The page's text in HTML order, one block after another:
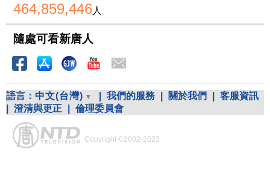
464,859,446人
隨處可看新唐人
語言： 中文(台灣) 我們的服務 關於我們
客服資訊
澄清與更正 倫理委員會
Copyright ©2002-2023